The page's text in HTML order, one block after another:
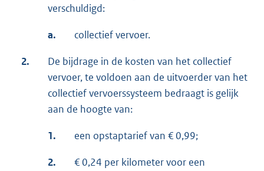
verschuldigd:
a. collectief vervoer.
2.
De bijdrage in de kosten van het collectief
vervoer, te voldoen aan de uitvoerder van het
collectief vervoerssysteem bedraagt is gelijk
aan de hoogte van:
1. een opstaptarief van € 0,99;
2.
€ 0,24 per kilometer voor een